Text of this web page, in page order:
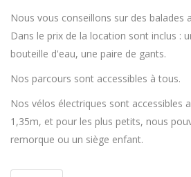
Nous vous conseillons sur des balades
Dans le prix de la location sont inclus :
bouteille d'eau, une paire de gants.
Nos parcours sont accessibles à tous.
Nos vélos électriques sont accessibles
1,35m, et pour les plus petits, nous
remorque ou un siège enfant.